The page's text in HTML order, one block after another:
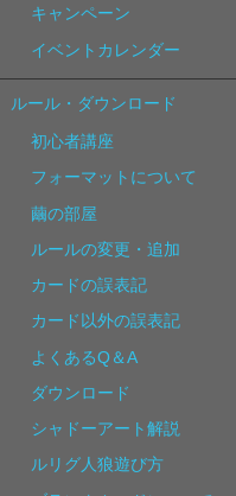
キャンペーン
イベントカレンダー
ルール・ダウンロード
初心者講座
フォーマットについて
繭の部屋
ルールの変更・追加
カードの誤表記
カード以外の誤表記
よくあるQ＆A
ダウンロード
シャドーアート解説
ルリグ人狼遊び方